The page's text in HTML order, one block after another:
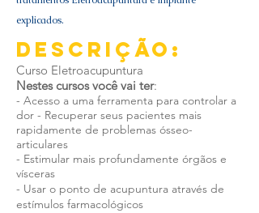
explicados.
Descrição:
Curso Eletroacupuntura
Nestes cursos você vai ter:
- Acesso a uma ferramenta para controlar a
dor - Recuperar seus pacientes mais
rapidamente de problemas ósseo-
articulares
- Estimular mais profundamente órgãos e
vísceras
- Usar o ponto de acupuntura através de
estímulos farmacológicos